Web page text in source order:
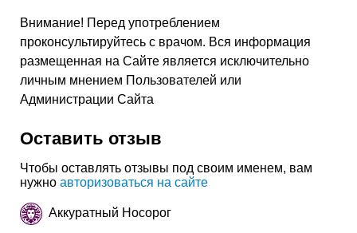
Внимание! Перед употреблением
проконсультируйтесь с врачом. Вся информация
размещенная на Сайте является исключительно
личным мнением Пользователей или
Администрации Сайта
Оставить отзыв
Чтобы оставлять отзывы под своим именем, вам
нужно авторизоваться на сайте
Аккуратный Носорог